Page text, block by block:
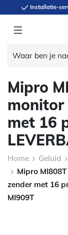
Installatie-
Mipro
monitor
met 16
Home Geluid
Mipro
zender met 16
MI909T